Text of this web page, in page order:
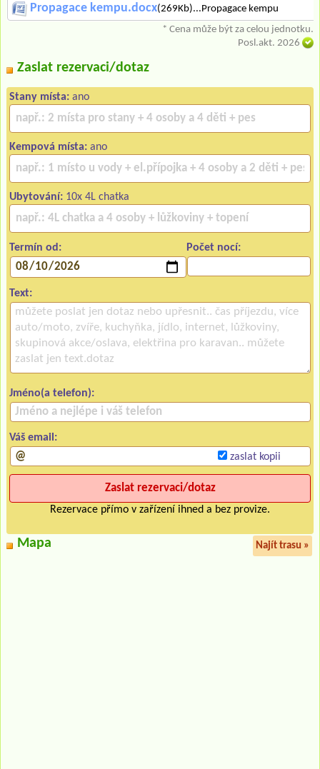
Propagace kempu.docx(269Kb)...Propagace kempu
* Cena může být za celou jednotku.
Posl.akt. 2026
Zaslat rezervaci/dotaz
Stany místa: ano
Kempová místa: ano
Ubytování: 10x 4L chatka
Termín od: Počet nocí:
Text:
Jméno(a telefon):
Váš email:
zaslat kopii
Rezervace přímo v zařízení ihned a bez provize.
Mapa Najít trasu »